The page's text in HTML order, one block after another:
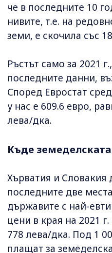
че в последните 10
нивите, т.е. на
земи, е скочила със
Ръстът само за 2021
последните данни,
Според Евростат
у нас е 609.6 евро,
лева/дка.
Къде
Хърватия и Словакия
последните две
държавите с най-
цени в края на 2021
778 лева/дка. Под 1
плащат за